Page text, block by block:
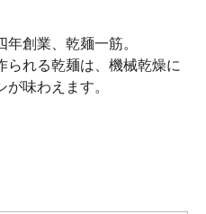
年創業、乾麺一筋。
られる乾麺は、機械乾燥に
味わえます。